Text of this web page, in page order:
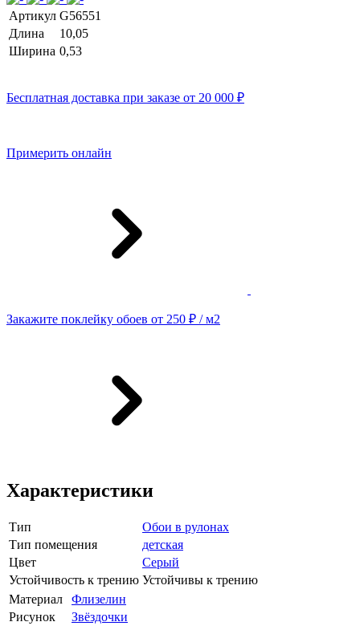
Артикул G56551
Длина
10,05
Ширина 0,53
Бесплатная доставка при заказе от 20 000 ₽
Примерить онлайн
Закажите поклейку обоев от 250 ₽ / м2
Характеристики
Тип
Обои в рулонах
Тип помещения
детская
Цвет
Серый
Устойчивость к трению Устойчивы к трению
Материал
Флизелин
Рисунок
Звёздочки